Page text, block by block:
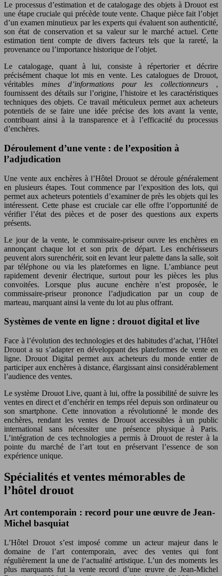
Le processus d’estimation et de catalogage des objets à Drouot est
une étape cruciale qui précède toute vente. Chaque pièce fait l’objet
d’un examen minutieux par les experts qui évaluent son authenticité,
son état de conservation et sa valeur sur le marché actuel. Cette
estimation tient compte de divers facteurs tels que la rareté, la
provenance ou l’importance historique de l’objet.
Le catalogage, quant à lui, consiste à répertorier et décrire
précisément chaque lot mis en vente. Les catalogues de Drouot,
véritables mines d’informations pour les collectionneurs ,
fournissent des détails sur l’origine, l’histoire et les caractéristiques
techniques des objets. Ce travail méticuleux permet aux acheteurs
potentiels de se faire une idée précise des lots avant la vente,
contribuant ainsi à la transparence et à l’efficacité du processus
d’enchères.
Déroulement d’une vente : de l’exposition à
l’adjudication
Une vente aux enchères à l’Hôtel Drouot se déroule généralement
en plusieurs étapes. Tout commence par l’exposition des lots, qui
permet aux acheteurs potentiels d’examiner de près les objets qui les
intéressent. Cette phase est cruciale car elle offre l’opportunité de
vérifier l’état des pièces et de poser des questions aux experts
présents.
Le jour de la vente, le commissaire-priseur ouvre les enchères en
annonçant chaque lot et son prix de départ. Les enchérisseurs
peuvent alors surenchérir, soit en levant leur palette dans la salle, soit
par téléphone ou via les plateformes en ligne. L’ambiance peut
rapidement devenir électrique, surtout pour les pièces les plus
convoitées. Lorsque plus aucune enchère n’est proposée, le
commissaire-priseur prononce l’adjudication par un coup de
marteau, marquant ainsi la vente du lot au plus offrant.
Systèmes de vente en ligne : drouot digital et live
Face à l’évolution des technologies et des habitudes d’achat, l’Hôtel
Drouot a su s’adapter en développant des plateformes de vente en
ligne. Drouot Digital permet aux acheteurs du monde entier de
participer aux enchères à distance, élargissant ainsi considérablement
l’audience des ventes.
Le système Drouot Live, quant à lui, offre la possibilité de suivre les
ventes en direct et d’enchérir en temps réel depuis son ordinateur ou
son smartphone. Cette innovation a révolutionné le monde des
enchères, rendant les ventes de Drouot accessibles à un public
international sans nécessiter une présence physique à Paris.
L’intégration de ces technologies a permis à Drouot de rester à la
pointe du marché de l’art tout en préservant l’essence de son
expérience unique.
Spécialités et ventes mémorables de
l’hôtel drouot
Art contemporain : record pour une œuvre de Jean-
Michel basquiat
L’Hôtel Drouot s’est imposé comme un acteur majeur dans le
domaine de l’art contemporain, avec des ventes qui font
régulièrement la une de l’actualité artistique. L’un des moments les
plus marquants fut la vente record d’une œuvre de Jean-Michel